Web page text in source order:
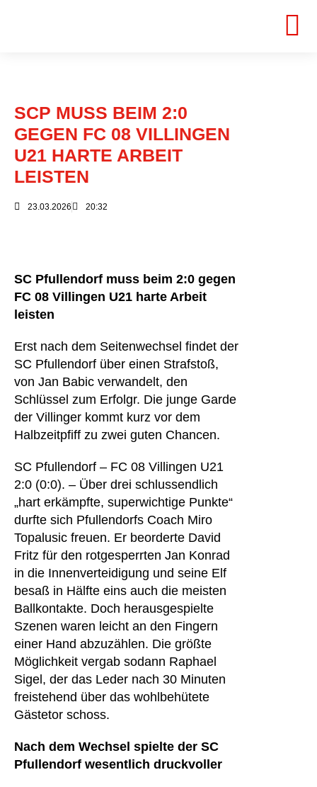
SCP MUSS BEIM 2:0
GEGEN FC 08 VILLINGEN
U21 HARTE ARBEIT
LEISTEN
23.03.2026 20:32
SC Pfullendorf muss beim 2:0 gegen
FC 08 Villingen U21 harte Arbeit
leisten
Erst nach dem Seitenwechsel findet der
SC Pfullendorf über einen Strafstoß,
von Jan Babic verwandelt, den
Schlüssel zum Erfolgr. Die junge Garde
der Villinger kommt kurz vor dem
Halbzeitpfiff zu zwei guten Chancen.
SC Pfullendorf – FC 08 Villingen U21
2:0 (0:0). – Über drei schlussendlich
„hart erkämpfte, superwichtige Punkte“
durfte sich Pfullendorfs Coach Miro
Topalusic freuen. Er beorderte David
Fritz für den rotgesperrten Jan Konrad
in die Innenverteidigung und seine Elf
besaß in Hälfte eins auch die meisten
Ballkontakte. Doch herausgespielte
Szenen waren leicht an den Fingern
einer Hand abzuzählen. Die größte
Möglichkeit vergab sodann Raphael
Sigel, der das Leder nach 30 Minuten
freistehend über das wohlbehütete
Gästetor schoss.
Nach dem Wechsel spielte der SC
Pfullendorf wesentlich druckvoller